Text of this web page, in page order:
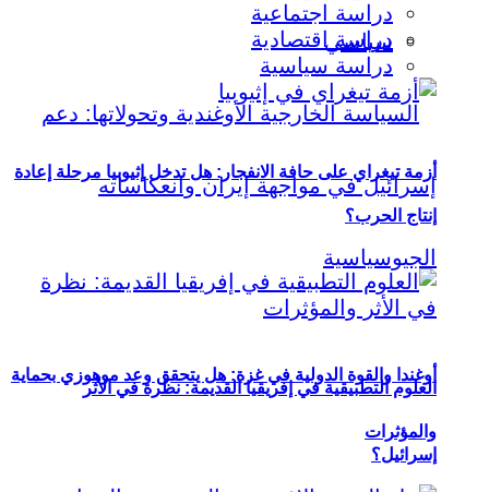
سياسي
أوغندا والقوة الدولية في غزة: هل يتحقق وعد موهوزي بحماية
إسرائيل؟
دراسة اجتماعية
دراسة اقتصادية
دراسة سياسية
أزمة تيغراي على حافة الانفجار: هل تدخل إثيوبيا مرحلة إعادة
إنتاج الحرب؟
العلوم التطبيقية في إفريقيا القديمة: نظرة في الأثر
والمؤثرات